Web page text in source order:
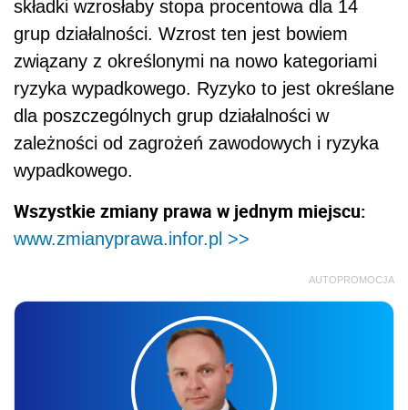
składki wzrosłaby stopa procentowa dla 14
grup działalności. Wzrost ten jest bowiem
związany z określonymi na nowo kategoriami
ryzyka wypadkowego. Ryzyko to jest określane
dla poszczególnych grup działalności w
zależności od zagrożeń zawodowych i ryzyka
wypadkowego.
Wszystkie zmiany prawa w jednym miejscu:
www.zmianyprawa.infor.pl >>
AUTOPROMOCJA